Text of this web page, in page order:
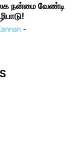
நன்மை வேண்டி
-